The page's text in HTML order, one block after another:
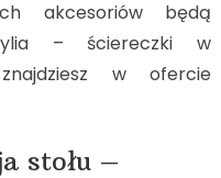
akcesoriów będą
– ściereczki w
w ofercie
stołu –